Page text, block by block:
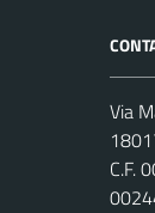
Via
C.F.